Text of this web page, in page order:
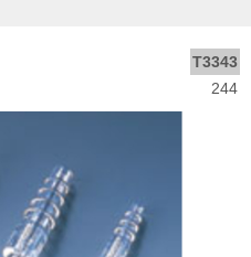
T3343
244